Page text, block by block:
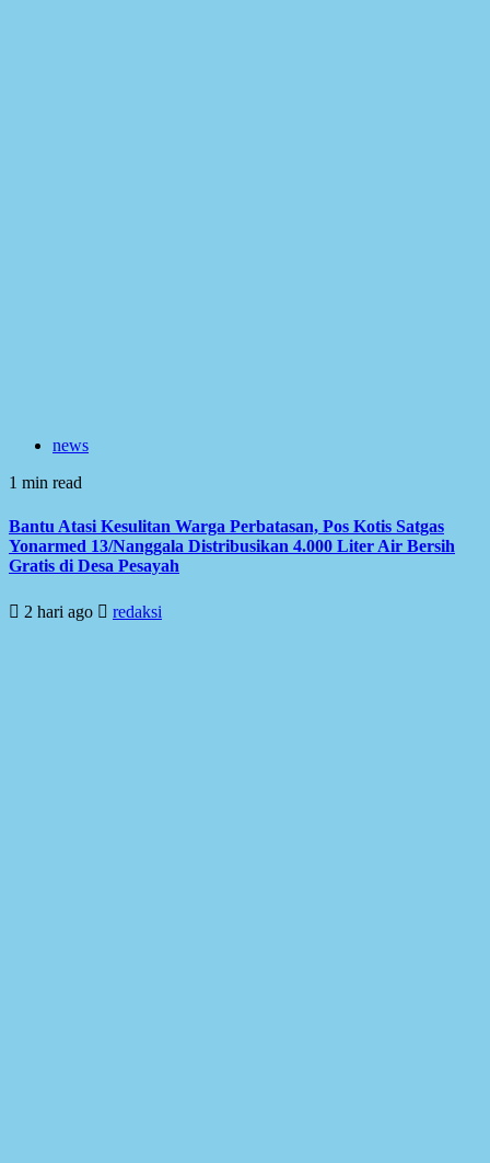
news
1 min read
Bantu Atasi Kesulitan Warga Perbatasan, Pos Kotis Satgas
Yonarmed 13/Nanggala Distribusikan 4.000 Liter Air Bersih
Gratis di Desa Pesayah
2 hari ago redaksi